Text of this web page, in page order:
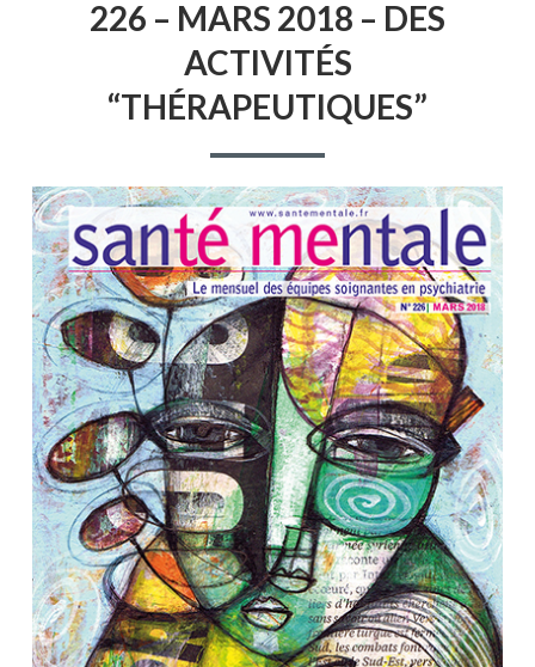
2018
–
“THÉRAPEUTIQUES”
226 – MARS 2018 – DES
ACTIVITÉS
“THÉRAPEUTIQUES”